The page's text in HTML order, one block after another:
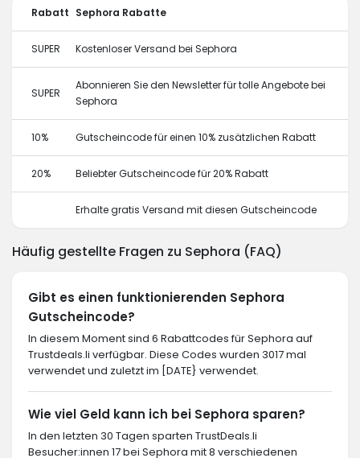
Rabatt Sephora Rabatte
SUPER Kostenloser Versand bei Sephora
SUPER
Abonnieren Sie den Newsletter für tolle Angebote bei
Sephora
10% Gutscheincode für einen 10% zusätzlichen Rabatt
20% Beliebter Gutscheincode für 20% Rabatt
Erhalte gratis Versand mit diesen Gutscheincode
Häufig gestellte Fragen zu Sephora (FAQ)
Gibt es einen funktionierenden Sephora
Gutscheincode?
In diesem Moment sind 6 Rabattcodes für Sephora auf
Trustdeals.li verfügbar. Diese Codes wurden 3017 mal
verwendet und zuletzt im [DATE} verwendet.
Wie viel Geld kann ich bei Sephora sparen?
In den letzten 30 Tagen sparten TrustDeals.li
Besucher:innen 17 bei Sephora mit 8 verschiedenen